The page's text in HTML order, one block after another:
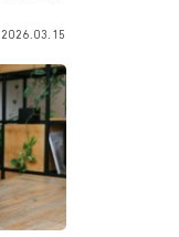
2026.03.15